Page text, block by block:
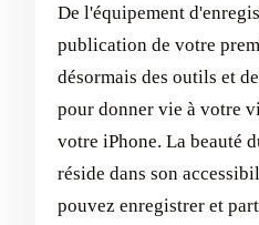
De l'équipement
publication de votre
désormais des outils et
pour donner vie à votre
votre iPhone. La beauté
réside dans son
pouvez enregistrer et